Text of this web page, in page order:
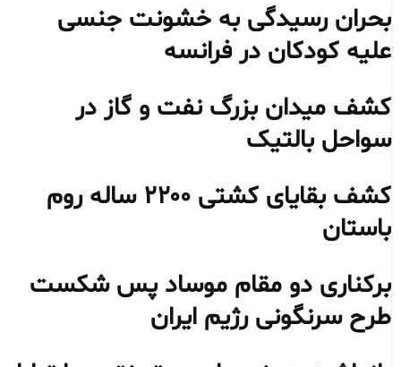
بحران رسیدگی به خشونت جنسی
علیه کودکان در فرانسه
کشف میدان بزرگ نفت و گاز در
سواحل بالتیک
کشف بقایای کشتی ۲۲۰۰ ساله روم
باستان
برکناری دو مقام موساد پس شکست
طرح سرنگونی رژیم ایران